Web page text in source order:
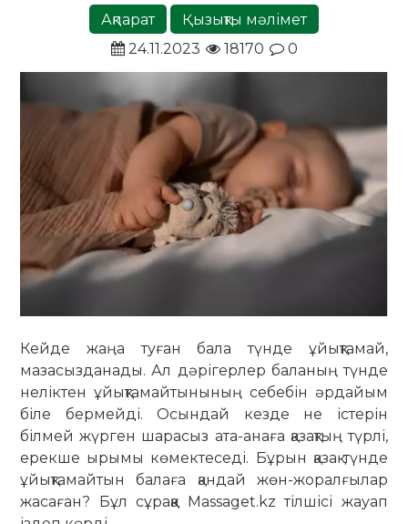
Ақпарат
Қызықты мәлімет
24.11.2023
18170 0
Кейде жаңа туған бала түнде ұйықтамай,
мазасызданады. Ал дәрігерлер баланың түнде
неліктен ұйықтамайтынының себебін әрдайым
біле бермейді. Осындай кезде не істерін
білмей жүрген шарасыз ата-анаға қазақтың түрлі,
ерекше ырымы көмектеседі. Бұрын қазақ түнде
ұйықтамайтын балаға қандай жөн-жоралғылар
жасаған? Бұл сұраққа Massaget.kz тілшісі жауап